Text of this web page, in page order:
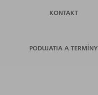
KONTAKT
PODUJATIA A TERMÍNY